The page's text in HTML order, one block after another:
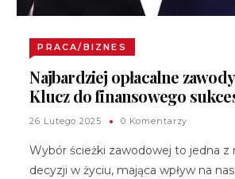
PRACA/BIZNES
Najbardziej opłacalne
Klucz do finansowego
26 Lutego 2025 0 Komentarzy
Wybór ścieżki zawodowej to jedna z
decyzji w życiu, mająca wpływ na